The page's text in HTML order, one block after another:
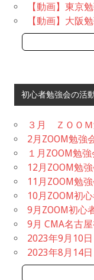
【動画】東京
【動画】大阪
初心者勉強会の活
３月 ＺＯＯＭ
2月ZOOM勉強
１月ZOOM勉強
12月ZOOM勉
11月ZOOM勉
10月ZOOM初
9月ZOOM初心
9月 CMA名古
2023年9月10
2023年8月14